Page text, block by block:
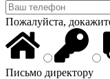
Пожалуйста,
Письмо директору